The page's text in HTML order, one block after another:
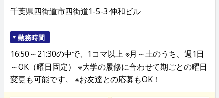
千葉県四街道市四街道1-5-3 伸和ビル
勤務時間
16:50～21:30の中で、1コマ以上 ※月～土のうち、週1日
～OK（曜日固定） ※大学の履修に合わせて期ごとの曜日
変更も可能です。 ※お友達との応募もOK！